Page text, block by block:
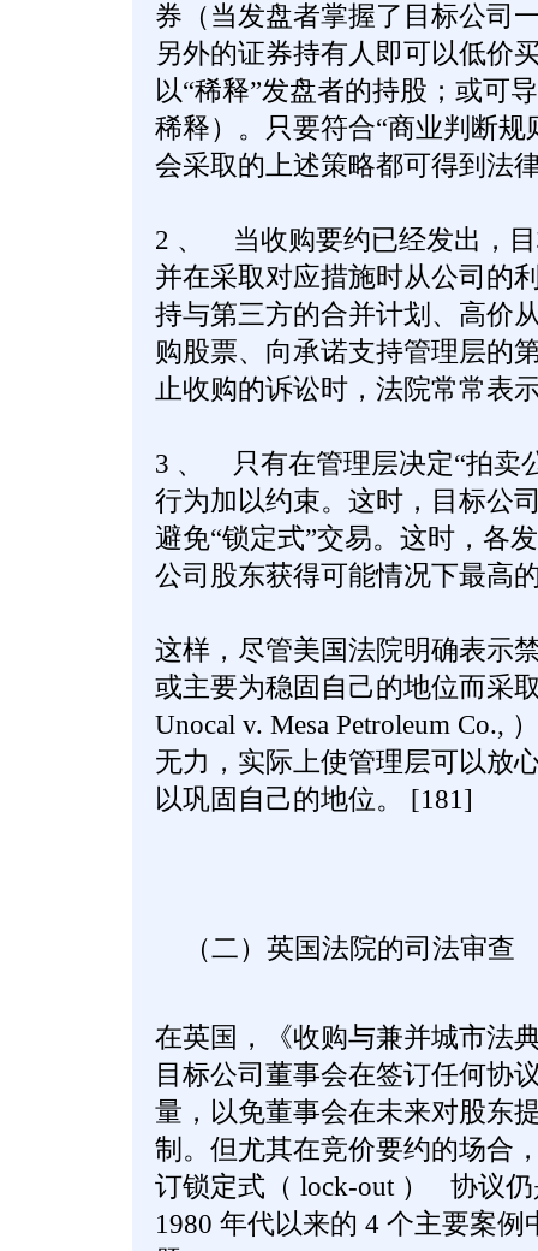
券（当发盘者掌握了目标公司
另外的证券持有人即可以低价
以“稀释”发盘者的持股；或可
稀释）。只要符合“商业判断
会采取的上述策略都可得到法
2 、 当收购要约已经发出，
并在采取对应措施时从公司的
持与第三方的合并计划、高价
购股票、向承诺支持管理层的
止收购的诉讼时，法院常常表
3 、 只有在管理层决定“拍卖
行为加以约束。这时，目标公
避免“锁定式”交易。这时，各
公司股东获得可能情况下最高
这样，尽管美国法院明确表示
或主要为稳固自己的地位而采
Unocal v. Mesa Petroleum Co.,
无力，实际上使管理层可以放
以巩固自己的地位。 [181]
（二）英国法院的司法审查
在英国，《收购与兼并城市法
目标公司董事会在签订任何协
量，以免董事会在未来对股东
制。但尤其在竞价要约的场合
订锁定式（ lock-out ） 协议
1980 年代以来的 4 个主要案